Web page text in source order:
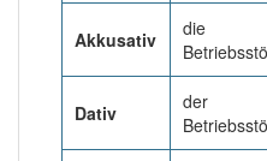
Wörter mit Endung -
anderen Artikeldie: 0
92% unserer Spielapp-
korrekt erraten.
Akkusativ
die
Dativ
der